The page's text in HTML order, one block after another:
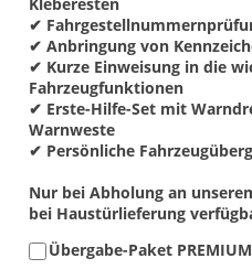
✔
✔ Anbringung von
✔ Kurze Einweisung in die
Fahrzeugfunktionen
✔ Erste-Hilfe-Set mit
Warnweste
✔ Persönliche
Nur bei Abholung an
bei Haustürlieferung
Übergabe-Paket PREMIUM